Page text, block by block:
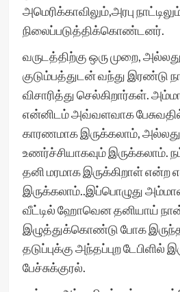
அமெரிக்காவிலும்,அரபு
நிலைப்படுத்திக்கொண்டனர்.
வருடத்திற்கு ஒரு முறை,
குடும்பத்துடன் வந்து இரண்டு
விசாரித்து செல்கிறார்கள்.
என்னிடம் அவ்வளவாக
காரணமாக இருக்கலாம், அல்லது
உணர்ச்சியாகவும் இருக்கலாம்.
தனி மரமாக இருக்கிறாள் என்ற
இருக்கலாம்..இப்பொழுது
வீட்டில் ஹோவென தனியாய் நான்
இழுத்துக்கொண்டு போக
தடுப்புக்கு அந்தப்புற டேபிளில்
பேச்சுக்குரல்.